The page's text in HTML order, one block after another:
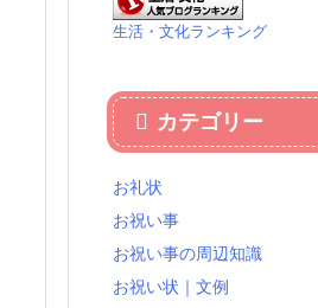
生活・文化ランキング
カテゴリー
お礼状
お祝い事
お祝い事の周辺知識
お祝い状｜文例